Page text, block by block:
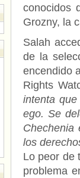
conocidos
Grozny, la
Salah
de la
encendido
Rights
intenta
ego. Se
los
Lo peor de
problema